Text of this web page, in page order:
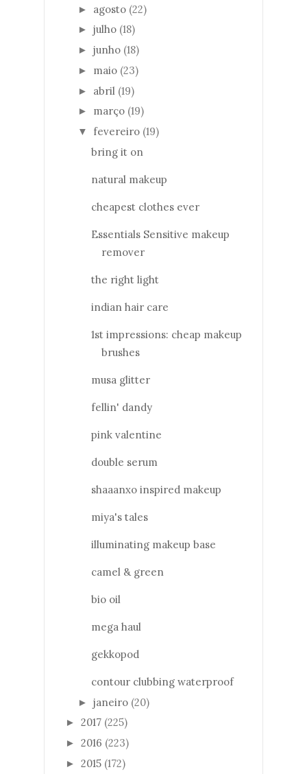
► agosto (22)
► julho (18)
► junho (18)
► maio (23)
► abril (19)
► março (19)
▼ fevereiro (19)
bring it on
natural makeup
cheapest clothes ever
Essentials Sensitive makeup
remover
the right light
indian hair care
1st impressions: cheap makeup
brushes
musa glitter
fellin' dandy
pink valentine
double serum
shaaanxo inspired makeup
miya's tales
illuminating makeup base
camel & green
bio oil
mega haul
gekkopod
contour clubbing waterproof
► janeiro (20)
► 2017 (225)
► 2016 (223)
► 2015 (172)